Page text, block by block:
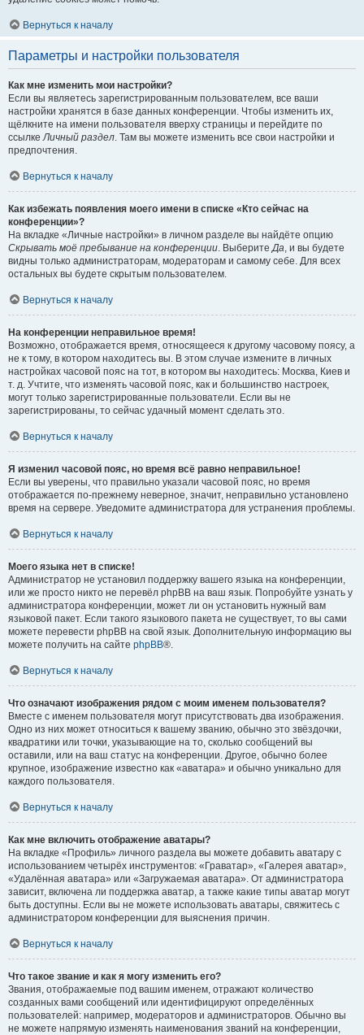
Вернуться к началу
Параметры и настройки пользователя
Как мне изменить мои настройки?
Если вы являетесь зарегистрированным пользователем, все ваши
настройки хранятся в базе данных конференции. Чтобы изменить их,
щёлкните на имени пользователя вверху страницы и перейдите по
ссылкеЛичный раздел. Там вы можете изменить все свои настройки и
предпочтения.
Вернуться к началу
Как избежать появления моего имени в списке «Кто сейчас на
конференции»?
На вкладке «Личные настройки» в личном разделе вы найдёте опцию
Скрывать моё пребывание на конференции. ВыберитеДа, и вы будете
видны только администраторам, модераторам и самому себе. Для всех
остальных вы будете скрытым пользователем.
Вернуться к началу
На конференции неправильное время!
Возможно, отображается время, относящееся к другому часовому поясу, а
не к тому, в котором находитесь вы. В этом случае измените в личных
настройках часовой пояс на тот, в котором вы находитесь: Москва, Киев и
т. д. Учтите, что изменять часовой пояс, как и большинство настроек,
могут только зарегистрированные пользователи. Если вы не
зарегистрированы, то сейчас удачный момент сделать это.
Вернуться к началу
Я изменил часовой пояс, но время всё равно неправильное!
Если вы уверены, что правильно указали часовой пояс, но время
отображается по-прежнему неверное, значит, неправильно установлено
время на сервере. Уведомите администратора для устранения проблемы.
Вернуться к началу
Моего языка нет в списке!
Администратор не установил поддержку вашего языка на конференции,
или же просто никто не перевёл phpBB на ваш язык. Попробуйте узнать у
администратора конференции, может ли он установить нужный вам
языковой пакет. Если такого языкового пакета не существует, то вы сами
можете перевести phpBB на свой язык. Дополнительную информацию вы
можете получить на сайте phpBB®.
Вернуться к началу
Что означают изображения рядом с моим именем пользователя?
Вместе с именем пользователя могут присутствовать два изображения.
Одно из них может относиться к вашему званию, обычно это звёздочки,
квадратики или точки, указывающие на то, сколько сообщений вы
оставили, или на ваш статус на конференции. Другое, обычно более
крупное, изображение известно как «аватара» и обычно уникально для
каждого пользователя.
Вернуться к началу
Как мне включить отображение аватары?
На вкладке «Профиль» личного раздела вы можете добавить аватару с
использованием четырёх инструментов: «Граватар», «Галерея аватар»,
«Удалённая аватара» или «Загружаемая аватара». От администратора
зависит, включена ли поддержка аватар, а также какие типы аватар могут
быть доступны. Если вы не можете использовать аватары, свяжитесь с
администратором конференции для выяснения причин.
Вернуться к началу
Что такое звание и как я могу изменить его?
Звания, отображаемые под вашим именем, отражают количество
созданных вами сообщений или идентифицируют определённых
пользователей: например, модераторов и администраторов. Обычно вы
не можете напрямую изменять наименования званий на конференции,